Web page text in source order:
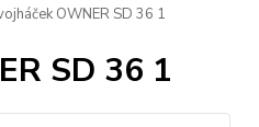
OWNER SD 36 1
SD 36 1